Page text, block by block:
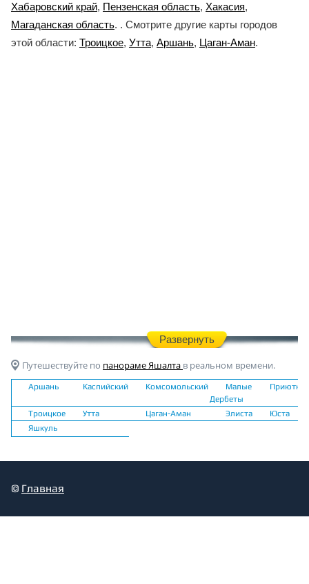
Хабаровский край, Пензенская область, Хакасия,
Магаданская область. . Смотрите другие карты городов
этой области: Троицкое, Утта, Аршань, Цаган-Аман.
Развернуть
Путешествуйте по панораме Яшалта в реальном времени.
Аршань Каспийский Комсомольский
Малые
Дербеты
Приютное
Троицкое Утта Цаган-Аман Элиста
Юста
Яшкуль
© Главная